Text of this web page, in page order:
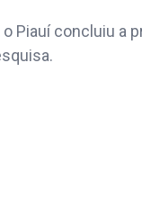
Piauí concluiu a